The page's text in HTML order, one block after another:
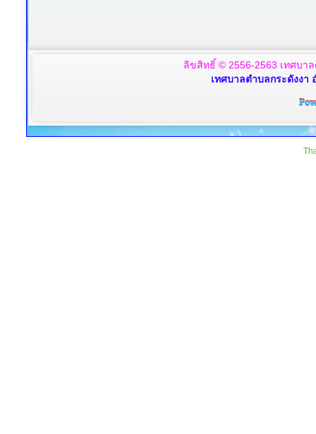
ลิขสิทธิ์ © 2556-2563 เทศบา
เทศบาลตำบลกระดังงา